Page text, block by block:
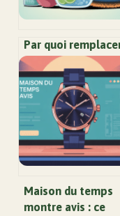
Par quoi
un produit bissell :
alternatives
efficaces et sûres
Maison du temps
montre avis : ce